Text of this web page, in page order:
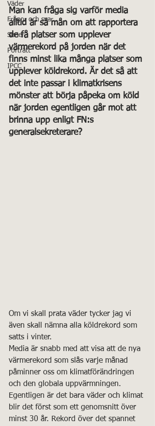
Väder
Frågor och svar
Serier
Porträtt
IPCC
Man kan fråga sig varför media
alltid är så mån om att rapportera
de få platser som upplever
värmerekord på jorden när det
finns minst lika många platser som
upplever köldrekord. Är det så att
det inte passar i klimatkrisens
mönster att börja påpeka om köld
när jorden egentligen går mot att
brinna upp enligt FN:s
generalsekreterare?
Om vi skall prata väder tycker jag vi
även skall nämna alla köldrekord som
satts i vinter.
Media är snabb med att visa att de nya
värmerekord som slås varje månad
påminner oss om klimatförändringen
och den globala uppvärmningen.
Egentligen är det bara väder och klimat
blir det först som ett genomsnitt över
minst 30 år. Rekord över det spannet